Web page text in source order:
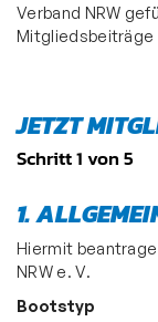
Verband NRW
Mitgliedsbeiträge
JETZT
Schritt 1 von 5
1.
Hiermit
NRW e. V.
Bootstyp